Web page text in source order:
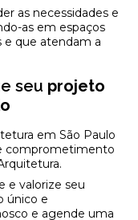
as necessidades e
as em espaços
e que atendam a
seu projeto
em São Paulo
comprometimento
e valorize seu
único e
e agende uma